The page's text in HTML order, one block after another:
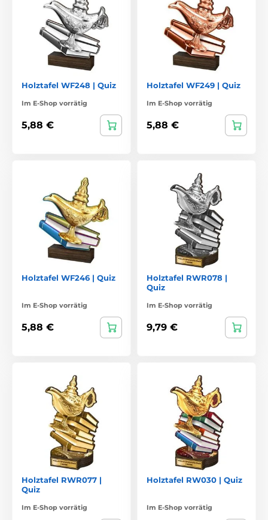
Holztafel WF248 | Quiz
Im E-Shop vorrätig
5,88 €
Holztafel WF249 | Quiz
Im E-Shop vorrätig
5,88 €
Holztafel WF246 | Quiz
Im E-Shop vorrätig
5,88 €
Holztafel RWR078 |
Quiz
Im E-Shop vorrätig
9,79 €
Holztafel RWR077 |
Quiz
Im E-Shop vorrätig
Holztafel RW030 | Quiz
Im E-Shop vorrätig